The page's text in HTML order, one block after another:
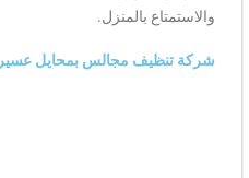
والاستمتاع بالمنزل.
شركة تنظيف مجالس بمحايل عسير